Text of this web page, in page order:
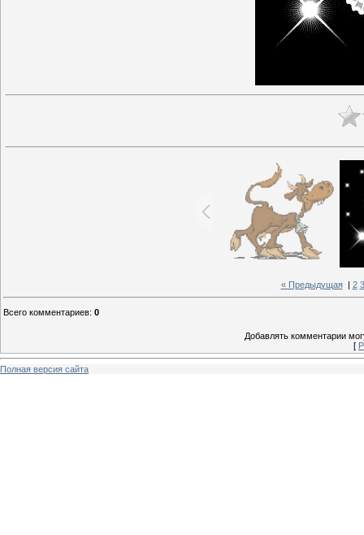
« Предыдущая| 2 3
Всего комментариев: 0
Добавлять комментарии
[
Полная версия сайта